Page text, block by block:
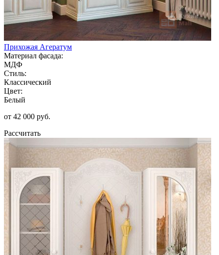
Прихожая Агератум
Материал фасада:
МДФ
Стиль:
Классический
Цвет:
Белый
от 42 000 руб.
Рассчитать